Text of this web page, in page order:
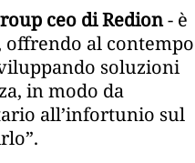
ceo di Redion- è
al contempo
soluzioni
in modo da
all’infortunio sul